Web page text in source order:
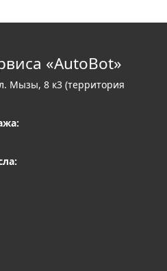
«AutoBot»
Мызы, 8 к3 (территория